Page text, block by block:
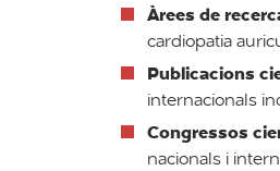
Àrees de
cardiopatia
Publicacions
internacionals
Congressos
nacionals i